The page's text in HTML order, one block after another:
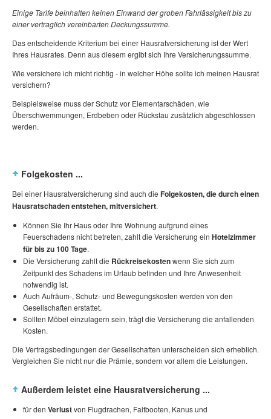
Einige Tarife beinhalten keinen Einwand der groben Fahrlässigkeit bis zu
einer vertraglich vereinbarten Deckungssumme.
Das entscheidende Kriterium bei einer Hausratversicherung ist der Wert
Ihres Hausrates. Denn aus diesem ergibt sich Ihre Versicherungssumme.
Wie versichere ich micht richtig - in welcher Höhe sollte ich meinen Hausrat
versichern?
Beispielsweise muss der Schutz vor Elementarschäden, wie
Überschwemmungen, Erdbeben oder Rückstau zusätzlich abgeschlossen
werden.
Folgekosten ...
Bei einer Hausratversicherung sind auch die Folgekosten, die durch einen
Hausratschaden entstehen, mitversichert.
Können Sie Ihr Haus oder Ihre Wohnung aufgrund eines
Feuerschadens nicht betreten, zahlt die Versicherung ein Hotelzimmer
für bis zu 100 Tage.
Die Versicherung zahlt die Rückreisekostenwenn Sie sich zum
Zeitpunkt des Schadens im Urlaub befinden und Ihre Anwesenheit
notwendig ist.
Auch Aufräum-, Schutz- und Bewegungskosten werden von den
Gesellschaften erstattet.
Sollten Möbel einzulagern sein, trägt die Versicherung die anfallenden
Kosten.
Die Vertragsbedingungen der Gesellschaften unterscheiden sich erheblich.
Vergleichen Sie nicht nur die Prämie, sondern vor allem die Leistungen.
Außerdem leistet eine Hausratversicherung ...
für den Verlustvon Flugdrachen, Faltbooten, Kanus und